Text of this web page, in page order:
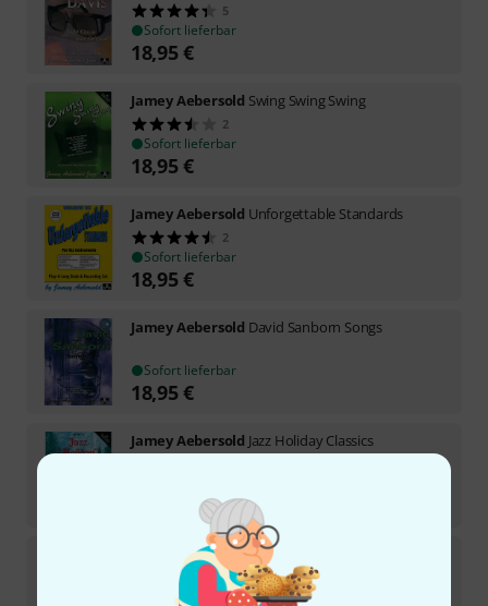
5
Sofort lieferbar
18,95€
Jamey Aebersold Swing Swing Swing
2
Sofort lieferbar
18,95€
Jamey Aebersold Unforgettable Standards
2
Sofort lieferbar
18,95€
Jamey Aebersold David Sanborn Songs
Sofort lieferbar
18,95€
Jamey Aebersold Jazz Holiday Classics
Jamey AebersoldAll the Things You Are
Sofort lieferbar